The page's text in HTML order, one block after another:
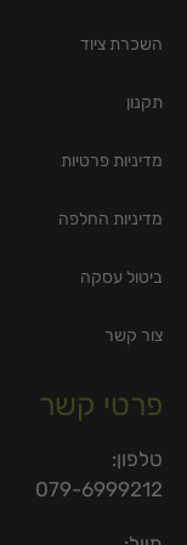
השכרת ציוד
תקנון
מדיניות פרטיות
מדיניות החלפה
ביטול עסקה
צור קשר
פרטי קשר
טלפון:
079-6999212